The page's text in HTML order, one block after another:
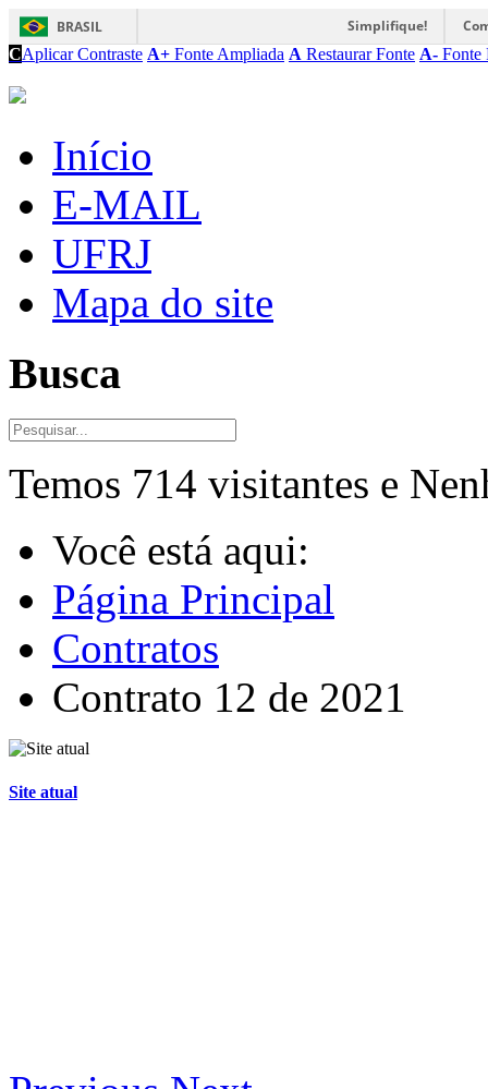
BRASIL Simplifique!
CAplicar Contraste A+ Fonte Ampliada A Restaurar Fonte A- Fonte
Início
E-MAIL
UFRJ
Mapa do site
Busca
Temos 714 visitantes e
Você está aqui:
Página Principal
Contratos
Contrato 12 de 2021
Site atual